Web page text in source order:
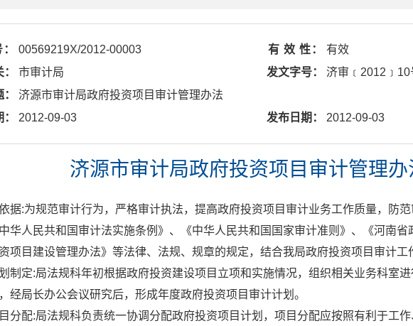
00569219X/2012-00003 有 效 性：
有效
市审计局 发文字号：
济审﹝2012﹞10
济源市审计局政府投资项目审计管理办法
2012-09-03 发布日期： 2012-09-03
济源市审计局政府投资项目审计管理办
据:为规范审计行为，严格审计执法，提高政府投资项目审计业务工作质量，防
华人民共和国审计法实施条例》、《中华人民共和国国家审计准则》、《河南省
项目建设管理办法》等法律、法规、规章的规定，结合我局政府投资项目审计工
制定:局法规科年初根据政府投资建设项目立项和实施情况，组织相关业务科室
经局长办公会议研究后，形成年度政府投资项目审计计划。
分配:局法规科负责统一协调分配政府投资项目计划，项目分配应按照有利于工